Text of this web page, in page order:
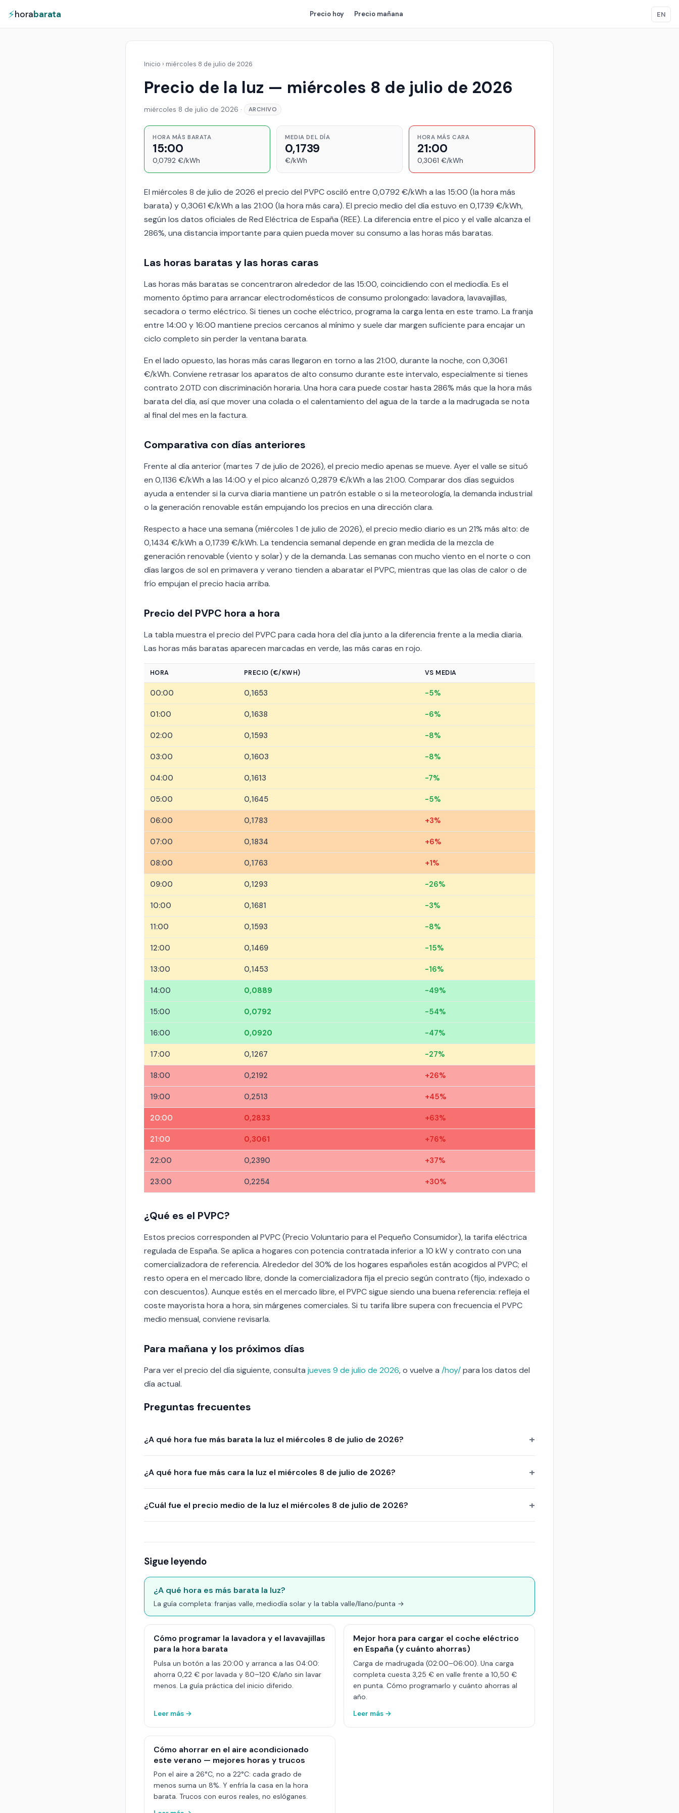
⚡horabarata Precio hoy Precio mañana EN
Inicio › miércoles 8 de julio de 2026
Precio de la luz — miércoles 8 de julio de 2026
miércoles 8 de julio de 2026 · ARCHIVO
HORA MÁS BARATA
15:00
0,0792 €/kWh
MEDIA DEL DÍA
0,1739
€/kWh
HORA MÁS CARA
21:00
0,3061 €/kWh
El miércoles 8 de julio de 2026 el precio del PVPC osciló entre 0,0792 €/kWh a las 15:00 (la hora más
barata) y 0,3061 €/kWh a las 21:00 (la hora más cara). El precio medio del día estuvo en 0,1739 €/kWh,
según los datos oficiales de Red Eléctrica de España (REE). La diferencia entre el pico y el valle alcanza el
286%, una distancia importante para quien pueda mover su consumo a las horas más baratas.
Las horas baratas y las horas caras
Las horas más baratas se concentraron alrededor de las 15:00, coincidiendo con el mediodía. Es el
momento óptimo para arrancar electrodomésticos de consumo prolongado: lavadora, lavavajillas,
secadora o termo eléctrico. Si tienes un coche eléctrico, programa la carga lenta en este tramo. La franja
entre 14:00 y 16:00 mantiene precios cercanos al mínimo y suele dar margen suficiente para encajar un
ciclo completo sin perder la ventana barata.
En el lado opuesto, las horas más caras llegaron en torno a las 21:00, durante la noche, con 0,3061
€/kWh. Conviene retrasar los aparatos de alto consumo durante este intervalo, especialmente si tienes
contrato 2.0TD con discriminación horaria. Una hora cara puede costar hasta 286% más que la hora más
barata del día, así que mover una colada o el calentamiento del agua de la tarde a la madrugada se nota
al final del mes en la factura.
Comparativa con días anteriores
Frente al día anterior (martes 7 de julio de 2026), el precio medio apenas se mueve. Ayer el valle se situó
en 0,1136 €/kWh a las 14:00 y el pico alcanzó 0,2879 €/kWh a las 21:00. Comparar dos días seguidos
ayuda a entender si la curva diaria mantiene un patrón estable o si la meteorología, la demanda industrial
o la generación renovable están empujando los precios en una dirección clara.
Respecto a hace una semana (miércoles 1 de julio de 2026), el precio medio diario es un 21% más alto: de
0,1434 €/kWh a 0,1739 €/kWh. La tendencia semanal depende en gran medida de la mezcla de
generación renovable (viento y solar) y de la demanda. Las semanas con mucho viento en el norte o con
días largos de sol en primavera y verano tienden a abaratar el PVPC, mientras que las olas de calor o de
frío empujan el precio hacia arriba.
Precio del PVPC hora a hora
La tabla muestra el precio del PVPC para cada hora del día junto a la diferencia frente a la media diaria.
Las horas más baratas aparecen marcadas en verde, las más caras en rojo.
HORA PRECIO (€/KWH) VS MEDIA
00:00 0,1653 -5%
01:00 0,1638 -6%
02:00 0,1593 -8%
03:00 0,1603 -8%
04:00 0,1613 -7%
05:00 0,1645 -5%
06:00 0,1783 +3%
07:00 0,1834 +6%
08:00 0,1763 +1%
09:00 0,1293 -26%
10:00 0,1681 -3%
11:00 0,1593 -8%
12:00 0,1469 -15%
13:00 0,1453 -16%
14:00 0,0889 -49%
15:00 0,0792 -54%
16:00 0,0920 -47%
17:00 0,1267 -27%
18:00 0,2192 +26%
19:00 0,2513 +45%
20:00 0,2833 +63%
21:00 0,3061 +76%
22:00 0,2390 +37%
23:00 0,2254 +30%
¿Qué es el PVPC?
Estos precios corresponden al PVPC (Precio Voluntario para el Pequeño Consumidor), la tarifa eléctrica
regulada de España. Se aplica a hogares con potencia contratada inferior a 10 kW y contrato con una
comercializadora de referencia. Alrededor del 30% de los hogares españoles están acogidos al PVPC; el
resto opera en el mercado libre, donde la comercializadora fija el precio según contrato (fijo, indexado o
con descuentos). Aunque estés en el mercado libre, el PVPC sigue siendo una buena referencia: refleja el
coste mayorista hora a hora, sin márgenes comerciales. Si tu tarifa libre supera con frecuencia el PVPC
medio mensual, conviene revisarla.
Para mañana y los próximos días
Para ver el precio del día siguiente, consulta jueves 9 de julio de 2026, o vuelve a /hoy/para los datos del
día actual.
Preguntas frecuentes
¿A qué hora fue más barata la luz el miércoles 8 de julio de 2026?
¿A qué hora fue más cara la luz el miércoles 8 de julio de 2026?
¿Cuál fue el precio medio de la luz el miércoles 8 de julio de 2026?
Sigue leyendo
¿A qué hora es más barata la luz?
La guía completa: franjas valle, mediodía solar y la tabla valle/llano/punta →
Cómo programar la lavadora y el lavavajillas
para la hora barata
Pulsa un botón a las 20:00 y arranca a las 04:00:
ahorra 0,22 € por lavada y 80–120 €/año sin lavar
menos. La guía práctica del inicio diferido.
Leer más →
Mejor hora para cargar el coche eléctrico
en España (y cuánto ahorras)
Carga de madrugada (02:00–06:00). Una carga
completa cuesta 3,25 € en valle frente a 10,50 €
en punta. Cómo programarlo y cuánto ahorras al
año.
Leer más →
Cómo ahorrar en el aire acondicionado
este verano — mejores horas y trucos
Pon el aire a 26°C, no a 22°C: cada grado de
menos suma un 8%. Y enfría la casa en la hora
barata. Trucos con euros reales, no eslóganes.